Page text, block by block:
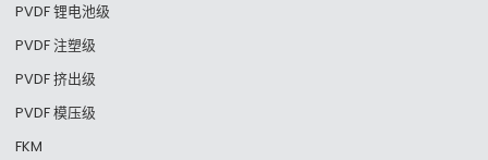
PVDF 锂电池级
PVDF 注塑级
PVDF 挤出级
PVDF 模压级
FKM